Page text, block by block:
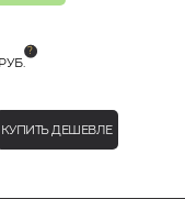
РУБ.
КУПИТЬ ДЕШЕВЛЕ